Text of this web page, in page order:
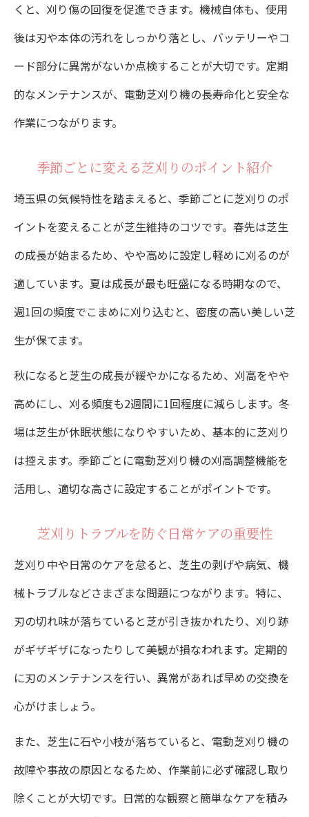
くと、刈り傷の回復を促進できます。機械自体も、使用
後は刃や本体の汚れをしっかり落とし、バッテリーやコ
ード部分に異常がないか点検することが大切です。定期
的なメンテナンスが、電動芝刈り機の長寿命化と安全な
作業につながります。
季節ごとに変える芝刈りのポイント紹介
埼玉県の気候特性を踏まえると、季節ごとに芝刈りのポ
イントを変えることが芝生維持のコツです。春先は芝生
の成長が始まるため、やや高めに設定し軽めに刈るのが
適しています。夏は成長が最も旺盛になる時期なので、
週1回の頻度でこまめに刈り込むと、密度の高い美しい芝
生が保てます。
秋になると芝生の成長が緩やかになるため、刈高をやや
高めにし、刈る頻度も2週間に1回程度に減らします。冬
場は芝生が休眠状態になりやすいため、基本的に芝刈り
は控えます。季節ごとに電動芝刈り機の刈高調整機能を
活用し、適切な高さに設定することがポイントです。
芝刈りトラブルを防ぐ日常ケアの重要性
芝刈り中や日常のケアを怠ると、芝生の剥げや病気、機
械トラブルなどさまざまな問題につながります。特に、
刃の切れ味が落ちていると芝が引き抜かれたり、刈り跡
がギザギザになったりして美観が損なわれます。定期的
に刃のメンテナンスを行い、異常があれば早めの交換を
心がけましょう。
また、芝生に石や小枝が落ちていると、電動芝刈り機の
故障や事故の原因となるため、作業前に必ず確認し取り
除くことが大切です。日常的な観察と簡単なケアを積み